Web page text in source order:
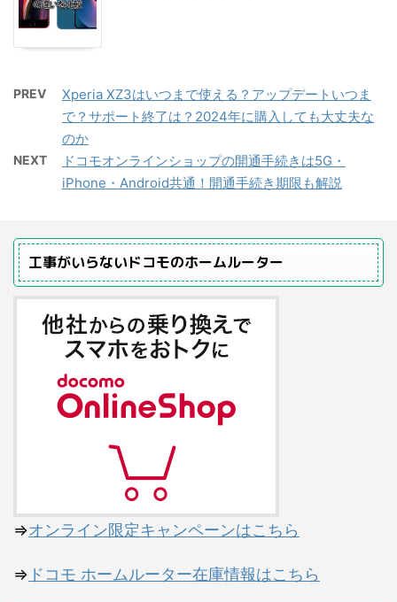
PREV
Xperia XZ3はいつまで使える？アップデートいつま
で？サポート終了は？2024年に購入しても大丈夫な
のか
NEXT
ドコモオンラインショップの開通手続きは5G・
iPhone・Android共通！開通手続き期限も解説
工事がいらないドコモのホームルーター
⇒オンライン限定キャンペーンはこちら
⇒ ドコモ ホームルーター在庫情報はこちら